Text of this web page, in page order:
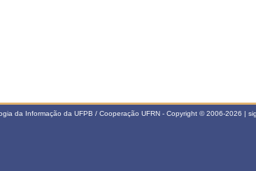
da Informação da UFPB / Cooperação UFRN - Copyright © 2006-2026 |